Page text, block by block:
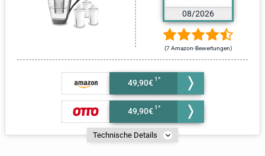
49,90€
49,90€
08/2026
(7 Amazon-Bewertungen)
Technische Details